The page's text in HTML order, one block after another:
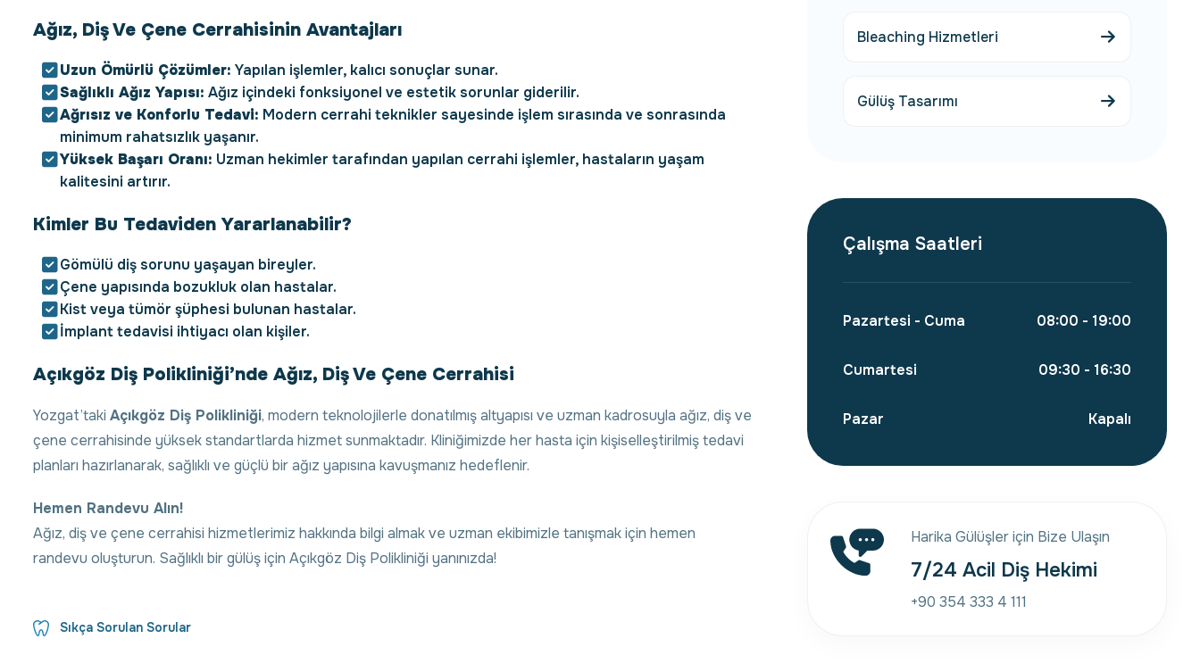
Ağız, Diş Ve Çene Cerrahisinin Avantajları
Uzun Ömürlü Çözümler: Yapılan işlemler, kalıcı sonuçlar sunar.
Sağlıklı Ağız Yapısı: Ağız içindeki fonksiyonel ve estetik sorunlar giderilir.
Ağrısız ve Konforlu Tedavi: Modern cerrahi teknikler sayesinde işlem sırasında ve sonrasında
minimum rahatsızlık yaşanır.
Yüksek Başarı Oranı: Uzman hekimler tarafından yapılan cerrahi işlemler, hastaların yaşam
kalitesini artırır.
Kimler Bu Tedaviden Yararlanabilir?
Gömülü diş sorunu yaşayan bireyler.
Çene yapısında bozukluk olan hastalar.
Kist veya tümör şüphesi bulunan hastalar.
İmplant tedavisi ihtiyacı olan kişiler.
Açıkgöz Diş Polikliniği’nde Ağız, Diş Ve Çene Cerrahisi
Yozgat’taki Açıkgöz Diş Polikliniği, modern teknolojilerle donatılmış altyapısı ve uzman kadrosuyla ağız, diş ve
çene cerrahisinde yüksek standartlarda hizmet sunmaktadır. Kliniğimizde her hasta için kişiselleştirilmiş tedavi
planları hazırlanarak, sağlıklı ve güçlü bir ağız yapısına kavuşmanız hedeflenir.
Hemen Randevu Alın!
Ağız, diş ve çene cerrahisi hizmetlerimiz hakkında bilgi almak ve uzman ekibimizle tanışmak için hemen
randevu oluşturun. Sağlıklı bir gülüş için Açıkgöz Diş Polikliniği yanınızda!
Sıkça Sorulan Sorular
Bleaching Hizmetleri
Gülüş Tasarımı
Çalışma Saatleri
Pazartesi - Cuma 08:00 - 19:00
Cumartesi 09:30 - 16:30
Pazar Kapalı
Harika Gülüşler için Bize Ulaşın
7/24 Acil Diş Hekimi
+90 354 333 4 111